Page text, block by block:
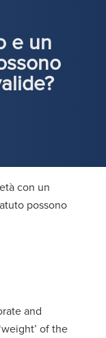
e un
con un
possono
and
of the